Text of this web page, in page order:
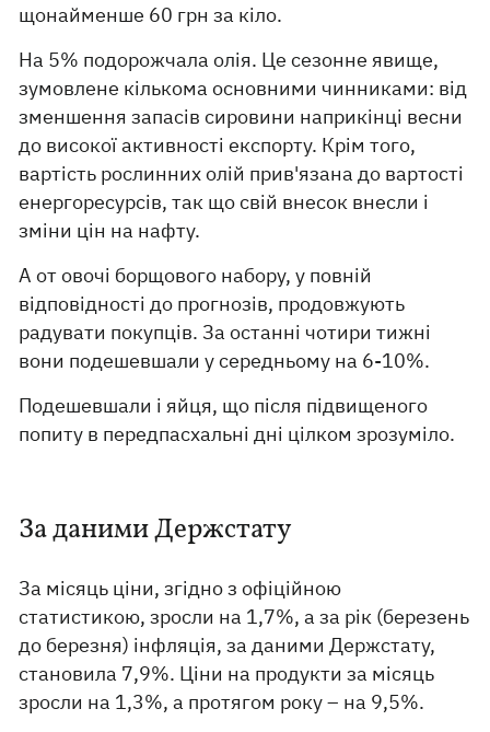
щонайменше 60 грн за кіло.
На 5% подорожчала олія. Це сезонне явище,
зумовлене кількома основними чинниками: від
зменшення запасів сировини наприкінці весни
до високої активності експорту. Крім того,
вартість рослинних олій прив'язана до вартості
енергоресурсів, так що свій внесок внесли і
зміни цін на нафту.
А от овочі борщового набору, у повній
відповідності до прогнозів, продовжують
радувати покупців. За останні чотири тижні
вони подешевшали у середньому на 6-10%.
Подешевшали і яйця, що після підвищеного
попиту в передпасхальні дні цілком зрозуміло.
За даними Держстату
За місяць ціни, згідно з офіційною
статистикою, зросли на 1,7%, а за рік (березень
до березня) інфляція, за даними Держстату,
становила 7,9%. Ціни на продукти за місяць
зросли на 1,3%, а протягом року – на 9,5%.